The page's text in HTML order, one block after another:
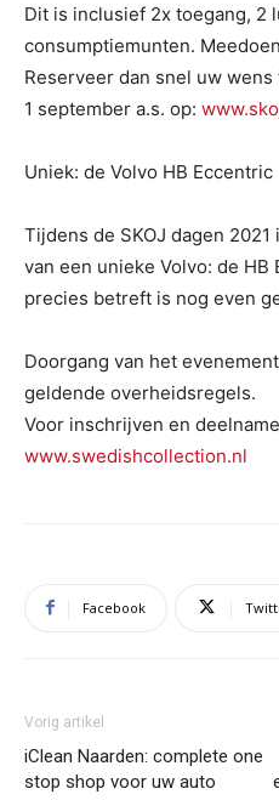
Dit is inclusief 2x toegang, 2
consumptiemunten.
Reserveer dan snel uw
1 september a.s. op:
Uniek: de Volvo HB Eccentric
Tijdens de SKOJ dagen
van een unieke Volvo: de
precies betreft is nog even
Doorgang van het
geldende overheidsregels.
Voor inschrijven en
www.swedishcollection.nl
Facebook
Vorig artikel
iClean Naarden: complete one
stop shop voor uw auto